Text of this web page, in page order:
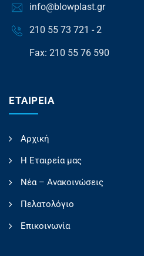
info@blowplast.gr
210 55 73 721 - 2
Fax: 210 55 76 590
ΕΤΑΙΡΕΊΑ
Αρχική
Η Εταιρεία μας
Νέα – Ανακοινώσεις
Πελατολόγιο
Επικοινωνία